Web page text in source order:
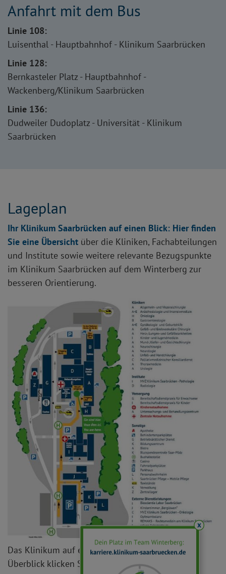
Anfahrt mit dem Bus
Linie 108:
Luisenthal - Hauptbahnhof - Klinikum Saarbrücken
Linie 128:
Bernkasteler Platz - Hauptbahnhof -
Wackenberg/Klinikum Saarbrücken
Linie 136:
Dudweiler Dudoplatz - Universität - Klinikum
Saarbrücken
Lageplan
Ihr Klinikum Saarbrücken auf einen Blick: Hier finden
Sie eine Übersicht über die Kliniken, Fachabteilungen
und Institute sowie weitere relevante Bezugspunkte
im Klinikum Saarbrücken auf dem Winterberg zur
besseren Orientierung.
Das Klinikum auf einen Blick - für den gesamten
Überblick klicken Sie bitte auf das Bild.
x